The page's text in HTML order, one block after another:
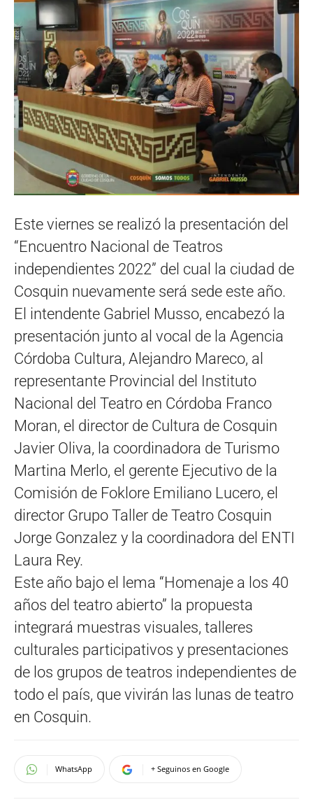
Este viernes se realizó la presentación del
“Encuentro Nacional de Teatros
independientes 2022” del cual la ciudad de
Cosquin nuevamente será sede este año.
El intendente Gabriel Musso, encabezó la
presentación junto al vocal de la Agencia
Córdoba Cultura, Alejandro Mareco, al
representante Provincial del Instituto
Nacional del Teatro en Córdoba Franco
Moran, el director de Cultura de Cosquin
Javier Oliva, la coordinadora de Turismo
Martina Merlo, el gerente Ejecutivo de la
Comisión de Foklore Emiliano Lucero, el
director Grupo Taller de Teatro Cosquin
Jorge Gonzalez y la coordinadora del ENTI
Laura Rey.
Este año bajo el lema “Homenaje a los 40
años del teatro abierto” la propuesta
integrará muestras visuales, talleres
culturales participativos y presentaciones
de los grupos de teatros independientes de
todo el país, que vivirán las lunas de teatro
en Cosquin.
WhatsApp + Seguinos en Google